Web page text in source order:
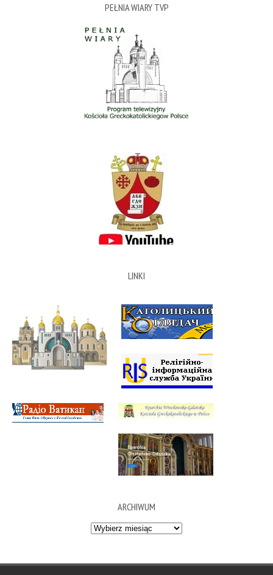
PEŁNIA WIARY TVP
LINKI
ARCHIWUM
Archiwum